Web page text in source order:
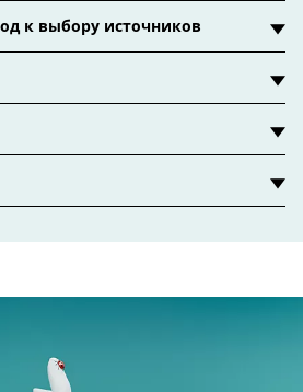
к выбору источников